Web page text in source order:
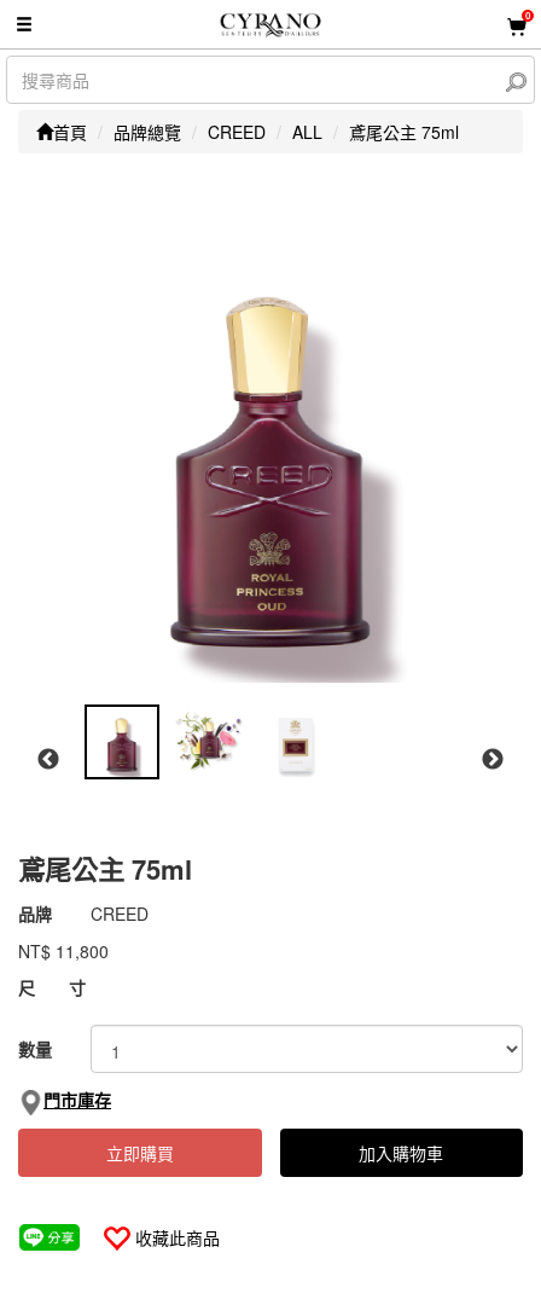
0
首頁 品牌總覽 CREED ALL 鳶尾公主 75ml
鳶尾公主 75ml
商品代號 011kCR008
011kCR008
品牌
CREED
NT$ 11,800
GOODS000000000000003567198
尺 寸
數量
門市庫存
立即購買 加入購物車
收藏此商品